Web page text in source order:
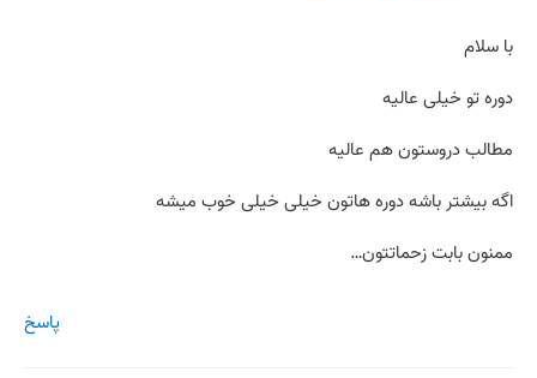
با سلام
دوره تو خیلی عالیه
مطالب دروستون هم عالیه
اگه بیشتر باشه دوره هاتون خیلی خیلی خوب میشه
ممنون بابت زحماتتون…
پاسخ